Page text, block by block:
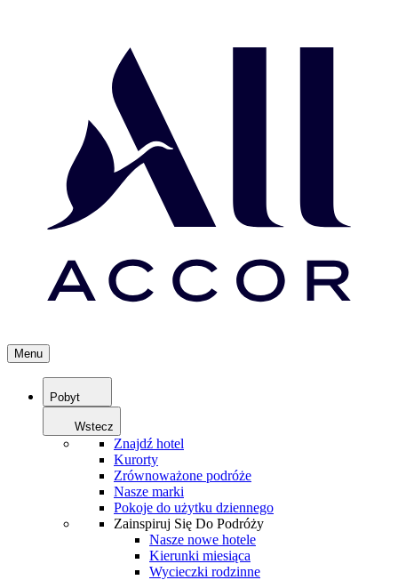
Menu
Pobyt
Wstecz
Znajdź hotel
Kurorty
Zrównoważone podróże
Nasze marki
Pokoje do użytku dziennego
Zainspiruj Się Do Podróży
Nasze nowe hotele
Kierunki miesiąca
Wycieczki rodzinne